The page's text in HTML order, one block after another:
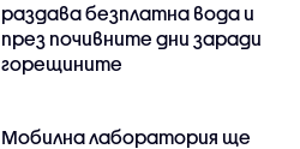
раздава безплатна вода и
през почивните дни заради
горещините
Мобилна лаборатория ще